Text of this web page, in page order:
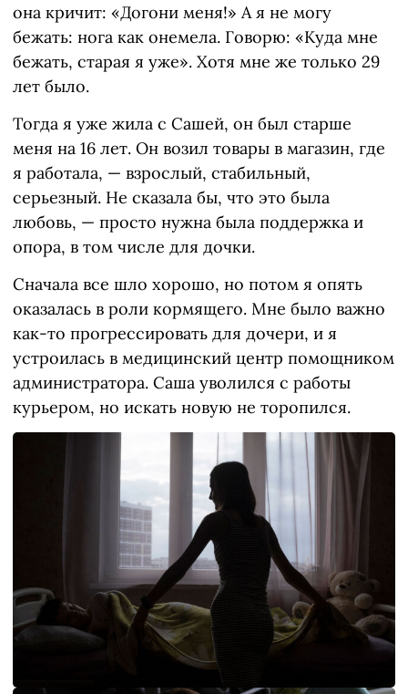
она кричит: «Догони меня!» А я не могу
бежать: нога как онемела. Говорю: «Куда мне
бежать, старая я уже». Хотя мне же только 29
лет было.
Тогда я уже жила с Сашей, он был старше
меня на 16 лет. Он возил товары в магазин, где
я работала, — взрослый, стабильный,
серьезный. Не сказала бы, что это была
любовь, — просто нужна была поддержка и
опора, в том числе для дочки.
Сначала все шло хорошо, но потом я опять
оказалась в роли кормящего. Мне было важно
как-то прогрессировать для дочери, и я
устроилась в медицинский центр помощником
администратора. Саша уволился с работы
курьером, но искать новую не торопился.